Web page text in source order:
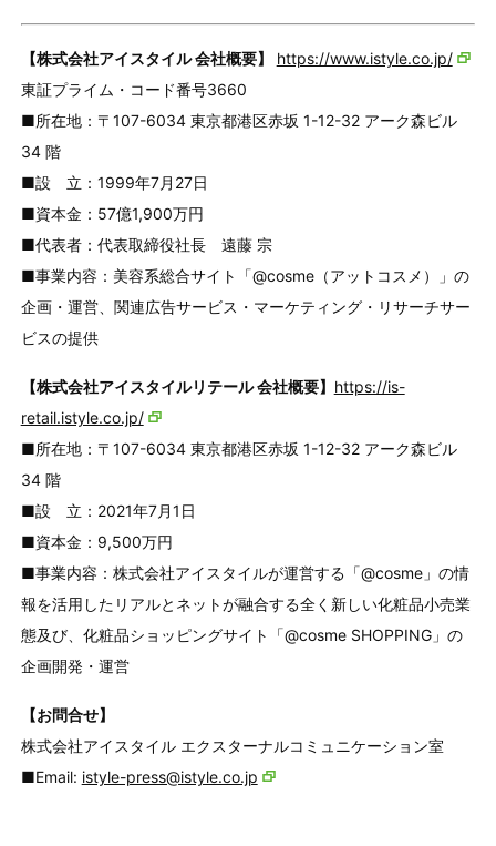
【株式会社アイスタイル 会社概要】
https://www.istyle.co.jp/
東証プライム・コード番号3660
■所在地：〒107-6034 東京都港区赤坂 1-12-32 アーク森ビル
34 階
■設 立：1999年7月27日
■資本金：57億1,900万円
■代表者：代表取締役社長 遠藤 宗
■事業内容：美容系総合サイト「@cosme（アットコスメ）」の
企画・運営、関連広告サービス・マーケティング・リサーチサー
ビスの提供
【株式会社アイスタイルリテール 会社概要】 https://is-
retail.istyle.co.jp/
■所在地：〒107-6034 東京都港区赤坂 1-12-32 アーク森ビル
34 階
■設 立：2021年7月1日
■資本金：9,500万円
■事業内容：株式会社アイスタイルが運営する「@cosme」の情
報を活用したリアルとネットが融合する全く新しい化粧品小売業
態及び、化粧品ショッピングサイト「@cosme SHOPPING」の
企画開発・運営
【お問合せ】
株式会社アイスタイル エクスターナルコミュニケーション室
■Email: istyle-press@istyle.co.jp